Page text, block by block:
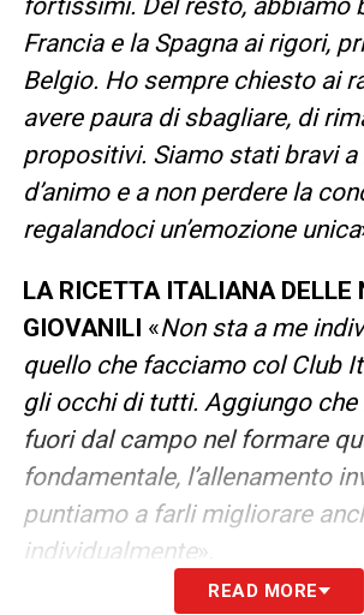
fortissimi. Del resto, abbiamo
Francia e la Spagna ai rigori,
Belgio. Ho sempre chiesto ai
avere paura di sbagliare, di
propositivi. Siamo stati bravi a
d’animo e a non perdere la
regalandoci un’emozione unica
LA RICETTA ITALIANA DELLE
GIOVANILI «Non sta a me
quello che facciamo col Club
gli occhi di tutti. Aggiungo
fuori dal campo nel formare
fondamentale, l’allenamento
puntiamo a farli migliorare
individualmente».
READ MORE